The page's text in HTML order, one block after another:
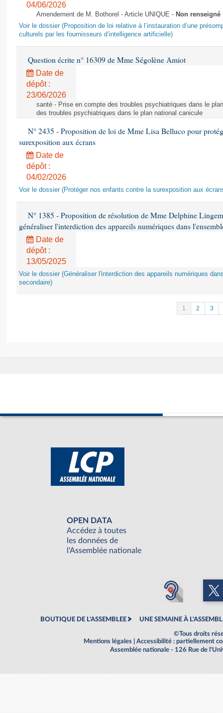
04/06/2026
Amendement de M. Bothorel - Article UNIQUE - Non renseigné
Voir le dossier (Proposition de loi relative à l’instauration d’une
culturels par les fournisseurs d’intelligence artificielle)
Question écrite n° 16309 de Mme Ségolène Amiot
Date de
dépôt :
23/06/2026
santé - Prise en compte des troubles psychiatriques dans le
des troubles psychiatriques dans le plan national canicule
N° 2435 - Proposition de loi de Mme Lisa Belluco pour
surexposition aux écrans
Date de
dépôt :
04/02/2026
Voir le dossier (Protéger nos enfants contre la surexposition aux
N° 1385 - Proposition de résolution de Mme Delphine
généraliser l'interdiction des appareils numériques dans
Date de
dépôt :
13/05/2025
Voir le dossier (Généraliser l'interdiction des appareils numériques
secondaire)
1 2 3
OPEN DATA
Accédez à toutes
les données de
l'Assemblée nationale
BOUTIQUE DE L'ASSEMBLEE UNE SEMAINE À
©Tous droits
Mentions légales
Accessibilité : partiellement
Assemblée nationale - 126 Rue de